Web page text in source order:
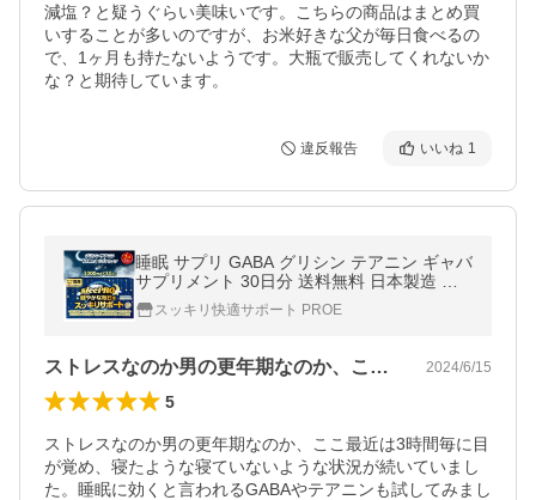
減塩？と疑うぐらい美味いです。こちらの商品はまとめ買
いすることが多いのですが、お米好きな父が毎日食べるの
で、1ヶ月も持たないようです。大瓶で販売してくれないか
な？と期待しています。
違反報告 いいね 1
睡眠 サプリ GABA グリシン テアニン ギャバ
サプリメント 30日分 送料無料 日本製造 口
コミ「 睡眠薬 睡眠導入剤 睡眠改善薬 ではあ
りません」 不眠 （sleePRO
スッキリ快適サポート PROE
ストレスなのか男の更年期なのか、ここ最… 2024/6/15
5
ストレスなのか男の更年期なのか、ここ最近は3時間毎に目
が覚め、寝たような寝ていないような状況が続いていまし
た。睡眠に効くと言われるGABAやテアニンも試してみまし